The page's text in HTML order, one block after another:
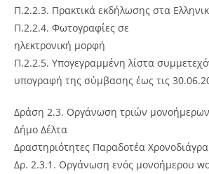
Π.2.2.3. Πρακτικά εκδήλωσης στα
Π.2.2.4. Φωτογραφίες σε
ηλεκτρονική μορφή
Π.2.2.5. Υπογεγραμμένη λίστα
υπογραφή της σύμβασης έως τις
Δράση 2.3. Οργάνωση τριών
Δήμο Δέλτα
Δραστηριότητες Παραδοτέα
Δρ. 2.3.1. Οργάνωση ενός μονοήμερου